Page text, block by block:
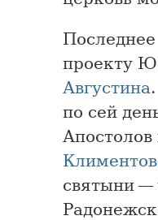
проекту
Августина
по сей
святыни —